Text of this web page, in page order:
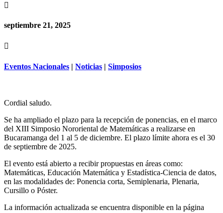

septiembre 21, 2025

Eventos Nacionales | Noticias | Simposios
Cordial saludo.
Se ha ampliado el plazo para la recepción de ponencias, en el marco
del XIII Simposio Nororiental de Matemáticas a realizarse en
Bucaramanga del 1 al 5 de diciembre. El plazo límite ahora es el 30
de septiembre de 2025.
El evento está abierto a recibir propuestas en áreas como:
Matemáticas, Educación Matemática y Estadística-Ciencia de datos,
en las modalidades de: Ponencia corta, Semiplenaria, Plenaria,
Cursillo o Póster.
La información actualizada se encuentra disponible en la página